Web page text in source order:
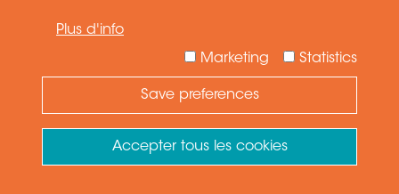
Plus d'info
Statistics
Marketing
Save preferences
Accepter tous les cookies
VOIR LE PRODUIT
OBTENIR UNE OFFRE
Need Help ?
Ask your question